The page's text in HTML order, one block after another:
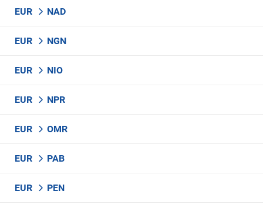
EUR NAD
EUR NGN
EUR NIO
EUR NPR
EUR OMR
EUR PAB
EUR PEN